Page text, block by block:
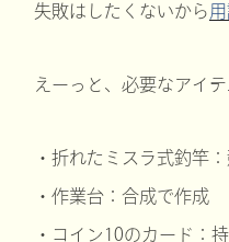
失敗はしたくないから
えーっと、必要なアイテ
・折れたミスラ式釣竿
・作業台：合成で作成
・コイン10のカード：